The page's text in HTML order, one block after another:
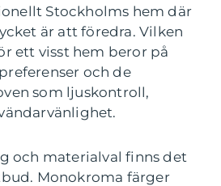
Stockholms hem där
är att föredra. Vilken
ett visst hem beror på
och de
som ljuskontroll,
och materialval finns det
Monokroma färger